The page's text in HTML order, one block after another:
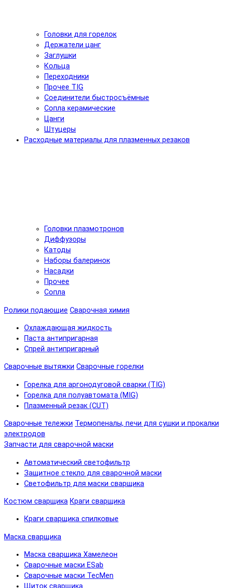
Головки для горелок
Держатели цанг
Заглушки
Кольца
Переходники
Прочее TIG
Соединители быстросъёмные
Сопла керамические
Цанги
Штуцеры
Расходные материалы для плазменных резаков
Головки плазмотронов
Диффузоры
Катоды
Наборы балеринок
Насадки
Прочее
Сопла
Ролики подающие Сварочная химия
Охлаждающая жидкость
Паста антипригарная
Спрей антипригарный
Сварочные вытяжки Сварочные горелки
Горелка для аргонодуговой сварки (TIG)
Горелка для полуавтомата (MIG)
Плазменный резак (CUT)
Сварочные тележки Термопеналы, печи для сушки и прокалки
электродов
Запчасти для сварочной маски
Автоматический светофильтр
Защитное стекло для сварочной маски
Светофильтр для маски сварщика
Костюм сварщика Краги сварщика
Краги сварщика спилковые
Маска сварщика
Маска сварщика Хамелеон
Сварочные маски ESab
Сварочные маски TecMen